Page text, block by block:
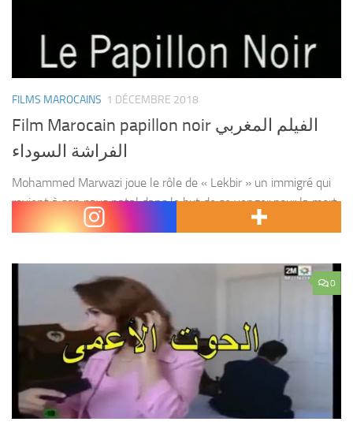
FILMS MAROCAINS 1 DÉCEMBRE 2018
Film Marocain papillon noir الفيلم المغربي
الفراشة السوداء
Mohammed Marwazi joue le rôle de « Lekbir » un immigré qui
revient à son pays natal dans le but de se venger pour la mort
de son père, assassiné par un gang de drogue. Pour...
0